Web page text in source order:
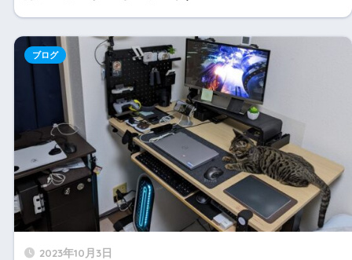
2023年10月3日
ブログ